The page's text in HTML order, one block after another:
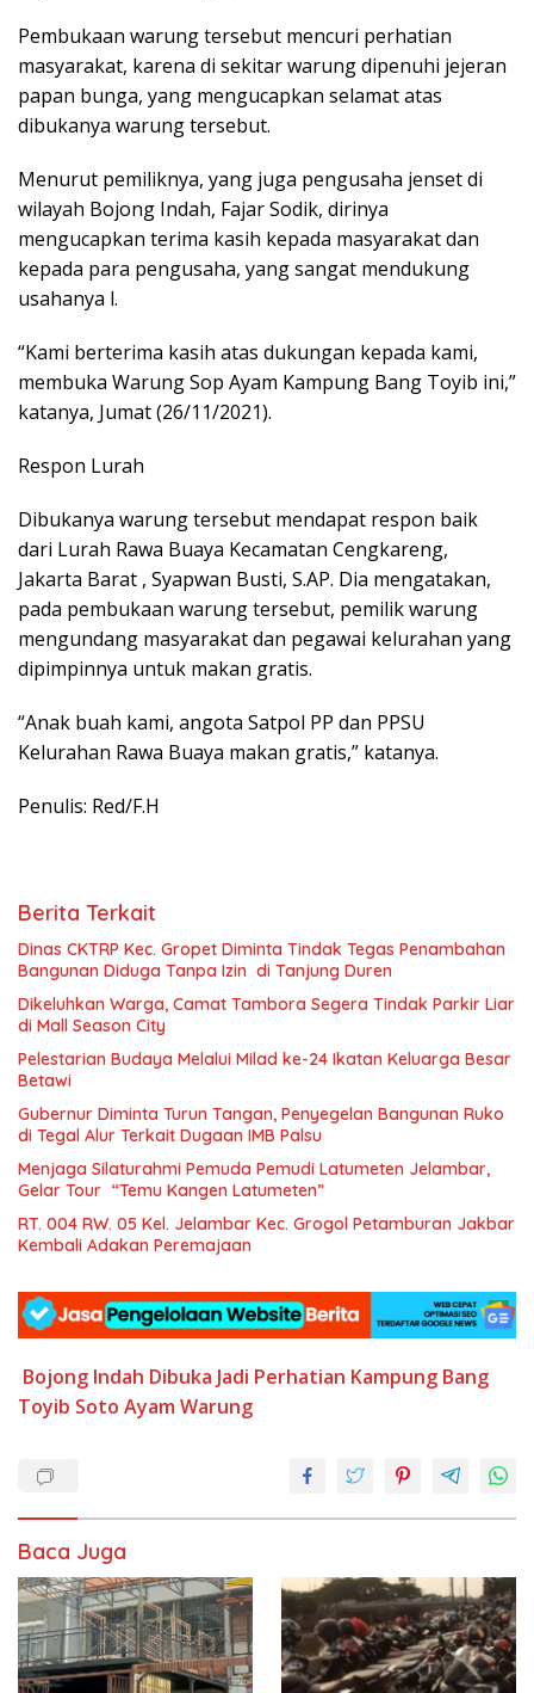
Pembukaan warung tersebut mencuri perhatian
masyarakat, karena di sekitar warung dipenuhi jejeran
papan bunga, yang mengucapkan selamat atas
dibukanya warung tersebut.
Menurut pemiliknya, yang juga pengusaha jenset di
wilayah Bojong Indah, Fajar Sodik, dirinya
mengucapkan terima kasih kepada masyarakat dan
kepada para pengusaha, yang sangat mendukung
usahanya l.
“Kami berterima kasih atas dukungan kepada kami,
membuka Warung Sop Ayam Kampung Bang Toyib ini,”
katanya, Jumat (26/11/2021).
Respon Lurah
Dibukanya warung tersebut mendapat respon baik
dari Lurah Rawa Buaya Kecamatan Cengkareng,
Jakarta Barat , Syapwan Busti, S.AP. Dia mengatakan,
pada pembukaan warung tersebut, pemilik warung
mengundang masyarakat dan pegawai kelurahan yang
dipimpinnya untuk makan gratis.
“Anak buah kami, angota Satpol PP dan PPSU
Kelurahan Rawa Buaya makan gratis,” katanya.
Penulis: Red/F.H
Berita Terkait
Dinas CKTRP Kec. Gropet Diminta Tindak Tegas Penambahan
Bangunan Diduga Tanpa Izin di Tanjung Duren
Dikeluhkan Warga, Camat Tambora Segera Tindak Parkir Liar
di Mall Season City
Pelestarian Budaya Melalui Milad ke-24 Ikatan Keluarga Besar
Betawi
Gubernur Diminta Turun Tangan, Penyegelan Bangunan Ruko
di Tegal Alur Terkait Dugaan IMB Palsu
Menjaga Silaturahmi Pemuda Pemudi Latumeten Jelambar,
Gelar Tour “Temu Kangen Latumeten”
RT. 004 RW. 05 Kel. Jelambar Kec. Grogol Petamburan Jakbar
Kembali Adakan Peremajaan
Bojong Indah Dibuka Jadi Perhatian Kampung Bang
Toyib Soto Ayam Warung
Baca Juga